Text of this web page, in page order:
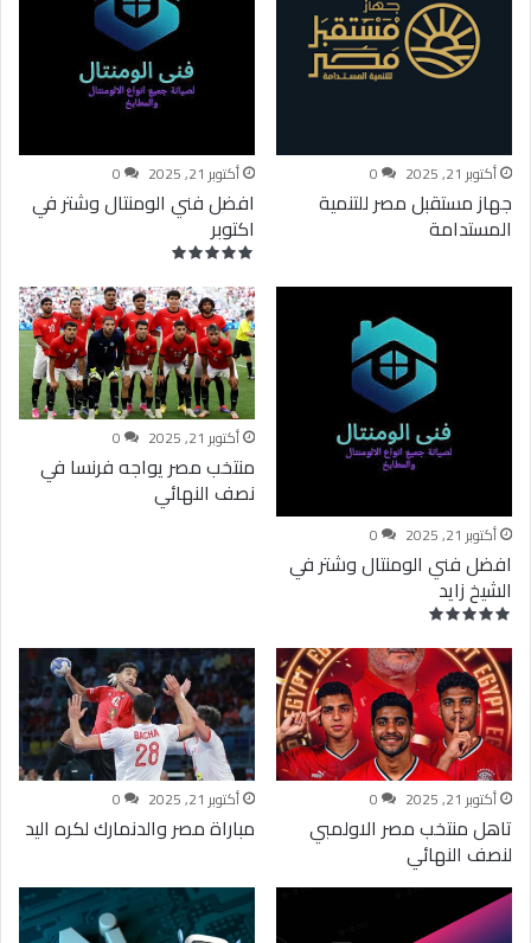
أكتوبر 21, 2025 0
جهاز مستقبل مصر للتنمية
المستدامة
أكتوبر 21, 2025 0
افضل فني الومنتال وشتر في
اكتوبر
أكتوبر 21, 2025 0
افضل فني الومنتال وشتر في
الشيخ زايد
أكتوبر 21, 2025 0
منتخب مصر يواجه فرنسا في
نصف النهائي
أكتوبر 21, 2025 0
تاهل منتخب مصر الاولمبي
لنصف النهائي
أكتوبر 21, 2025 0
مباراة مصر والدنمارك لكره اليد